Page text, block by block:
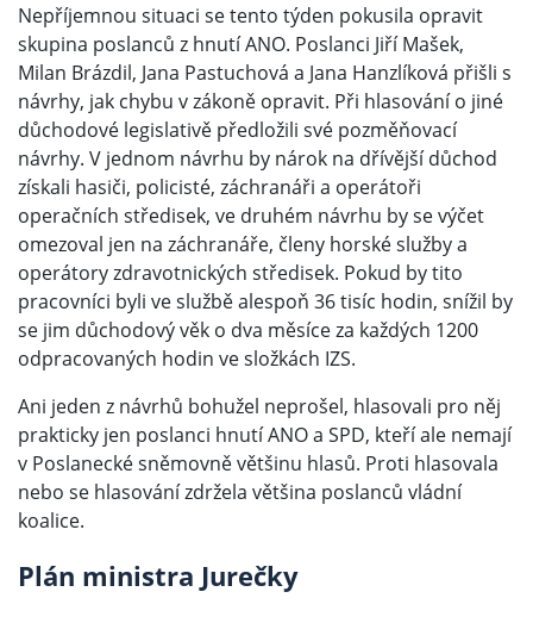
Nepříjemnou situaci se tento týden pokusila opravit
skupina poslanců z hnutí ANO. Poslanci Jiří Mašek,
Milan Brázdil, Jana Pastuchová a Jana Hanzlíková přišli s
návrhy, jak chybu v zákoně opravit. Při hlasování o jiné
důchodové legislativě předložili své pozměňovací
návrhy. V jednom návrhu by nárok na dřívější důchod
získali hasiči, policisté, záchranáři a operátoři
operačních středisek, ve druhém návrhu by se výčet
omezoval jen na záchranáře, členy horské služby a
operátory zdravotnických středisek. Pokud by tito
pracovníci byli ve službě alespoň 36 tisíc hodin, snížil by
se jim důchodový věk o dva měsíce za každých 1200
odpracovaných hodin ve složkách IZS.
Ani jeden z návrhů bohužel neprošel, hlasovali pro něj
prakticky jen poslanci hnutí ANO a SPD, kteří ale nemají
v Poslanecké sněmovně většinu hlasů. Proti hlasovala
nebo se hlasování zdržela většina poslanců vládní
koalice.
Plán ministra Jurečky